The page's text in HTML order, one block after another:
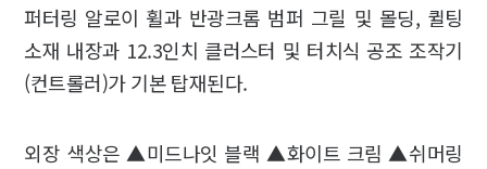
퍼터링 알로이 휠과 반광크롬 범퍼 그릴 및 몰딩, 퀼팅
소재 내장과 12.3인치 클러스터 및 터치식 공조 조작기
(컨트롤러)가 기본 탑재된다.
외장 색상은 ▲미드나잇 블랙 ▲화이트 크림 ▲쉬머링